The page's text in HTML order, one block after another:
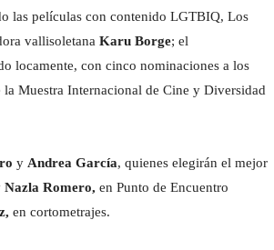
las películas con contenido LGTBIQ, Los
vallisoletana Karu Borge; el
locamente, con cinco nominaciones a los
Muestra Internacional de Cine y Diversidad
y Andrea García, quienes elegirán el mejor
Nazla Romero, en Punto de Encuentro
en cortometrajes.